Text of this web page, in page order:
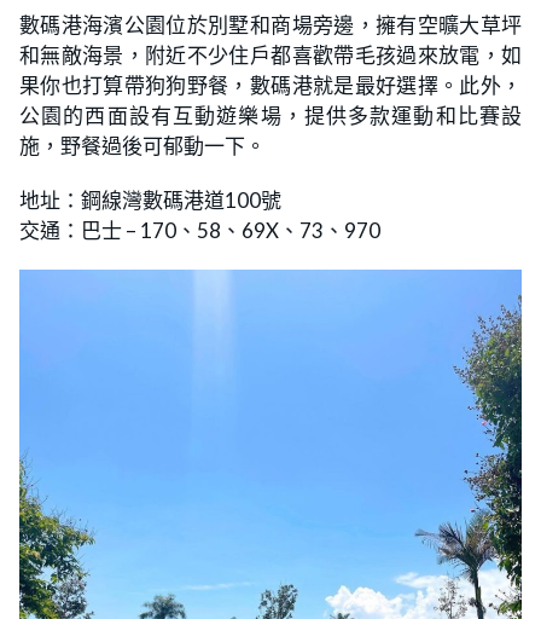
數碼港海濱公園位於別墅和商場旁邊，擁有空曠大草坪
和無敵海景，附近不少住戶都喜歡帶毛孩過來放電，如
果你也打算帶狗狗野餐，數碼港就是最好選擇。此外，
公園的西面設有互動遊樂場，提供多款運動和比賽設
施，野餐過後可郁動一下。
地址：鋼線灣數碼港道100號
交通：巴士 – 170、58、69X、73、970